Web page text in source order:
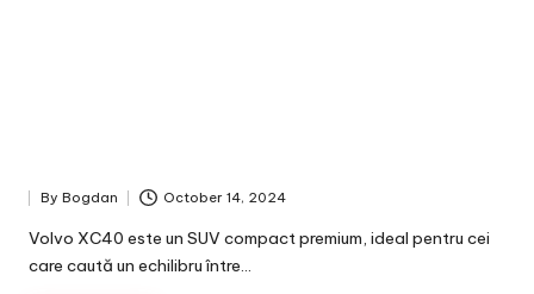
Posted
by
By Bogdan October 14, 2024
Volvo XC40 este un SUV compact premium, ideal pentru cei
care caută un echilibru între…